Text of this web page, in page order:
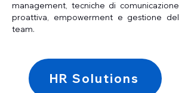
management, tecniche di comunicazione
proattiva, empowerment e gestione del
team.
HR Solutions